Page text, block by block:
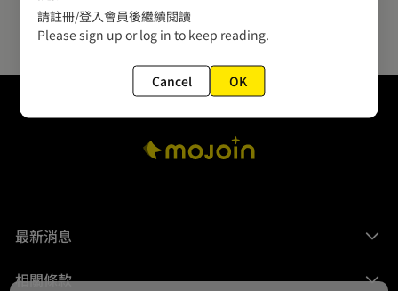
最新消息
相關條款
請註冊/登入會員後繼續閱讀
Please sign up or log in to keep reading.
Cancel OK